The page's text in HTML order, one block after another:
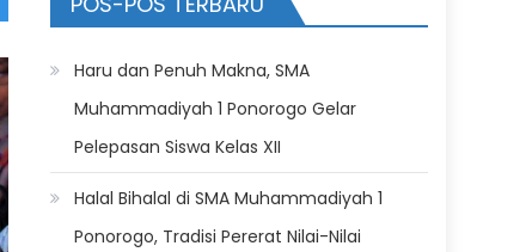
Haru dan Penuh Makna, SMA
Muhammadiyah 1 Ponorogo Gelar
Pelepasan Siswa Kelas XII
Halal Bihalal di SMA Muhammadiyah 1
Ponorogo, Tradisi Pererat Nilai-Nilai